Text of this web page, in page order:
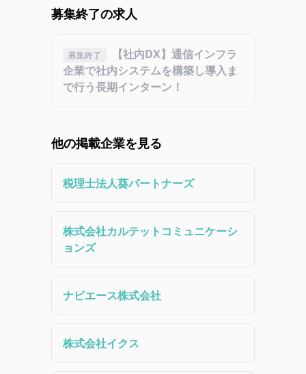
募集終了の求人
募集終了
【社内DX】通信インフラ
企業で社内システムを構築し導入ま
で行う長期インターン！
他の掲載企業を見る
税理士法人葵パートナーズ
株式会社カルテットコミュニケーシ
ョンズ
ナビエース株式会社
株式会社イクス